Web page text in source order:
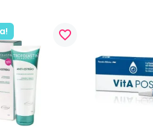
favorite_border